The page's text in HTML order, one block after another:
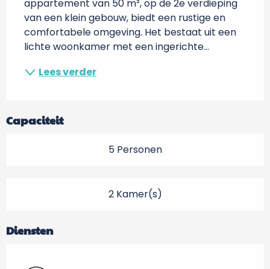
appartement van 50 m², op de 2e verdieping
van een klein gebouw, biedt een rustige en
comfortabele omgeving. Het bestaat uit een
lichte woonkamer met een ingerichte...
Lees verder
Capaciteit
5 Personen
2 Kamer(s)
Diensten